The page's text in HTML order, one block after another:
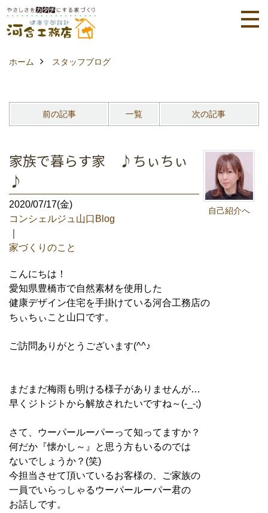
ホーム スタッフブログ
前の記事 一覧 次の記事
自己紹介へ
家族で暮らす家 ♪ちぃちぃ
♪
2020/07/17(金)
コンシェルジュ山口Blog
家づくりのこと
こんにちは！
愛知県豊橋市で自然素材を使用した
健康デザイン住宅を手掛けている河合工務店の
ちぃちぃこと山口です。
ご訪問ありがとうございます(^^♪
まだまだ梅雨も明ける様子がありませんが…
早くジトジトから解放されたいですね～(-_-;)
さて、ウーパールーパーって知ってますか？
何だか『懐かし～』と思う方もいるのでは
ないでしょうか？(笑)
今担当させて頂いているお客様の、ご家族の
一員でいらっしゃるウーパールーパー君の
お話しです。